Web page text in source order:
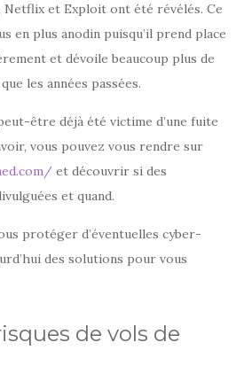
Netflix et Exploit ont été révélés. Ce
en plus anodin puisqu’il prend place
et dévoile beaucoup plus de
les années passées.
être déjà été victime d’une fuite
vous pouvez vous rendre sur
et découvrir si des
et quand.
protéger d’éventuelles cyber-
des solutions pour vous
de vols de